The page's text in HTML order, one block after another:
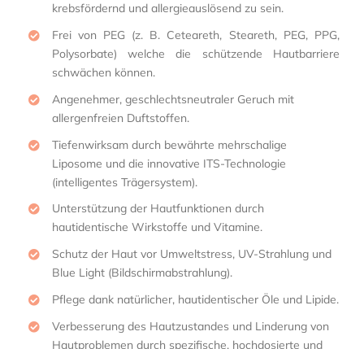
krebsfördernd und allergieauslösend zu sein.
Frei von PEG (z. B. Ceteareth, Steareth, PEG, PPG,
Polysorbate) welche die schützende Hautbarriere
schwächen können.
Angenehmer, geschlechtsneutraler Geruch mit
allergenfreien Duftstoffen.
Tiefenwirksam durch bewährte mehrschalige
Liposome und die innovative ITS-Technologie
(intelligentes Trägersystem).
Unterstützung der Hautfunktionen durch
hautidentische Wirkstoffe und Vitamine.
Schutz der Haut vor Umweltstress, UV-Strahlung und
Blue Light (Bildschirmabstrahlung).
Pflege dank natürlicher, hautidentischer Öle und Lipide.
Verbesserung des Hautzustandes und Linderung von
Hautproblemen durch spezifische, hochdosierte und